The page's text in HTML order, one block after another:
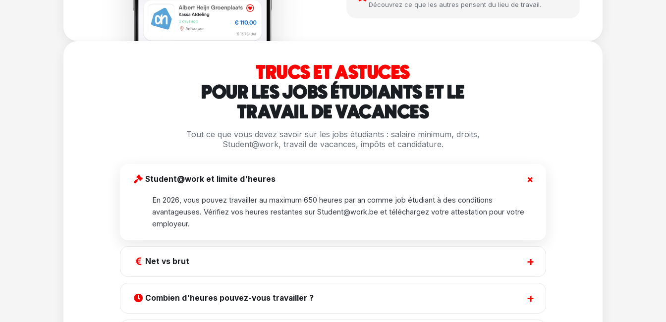
Découvrez ce que les autres pensent du lieu de travail.
TRUCS ET ASTUCES
POUR LES JOBS ÉTUDIANTS ET LE
TRAVAIL DE VACANCES
Tout ce que vous devez savoir sur les jobs étudiants : salaire minimum, droits,
Student@work, travail de vacances, impôts et candidature.
Student@work et limite d'heures +
En 2026, vous pouvez travailler au maximum 650 heures par an comme job étudiant à des conditions
avantageuses. Vérifiez vos heures restantes sur Student@work.be et téléchargez votre attestation pour votre
employeur.
Net vs brut +
Combien d'heures pouvez-vous travailler ? +